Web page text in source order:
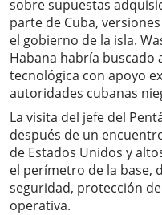
sobre supuestas
parte de Cuba,
el gobierno de la isla.
Habana habría buscado
tecnológica con apoyo
autoridades cubanas
La visita del jefe del
después de un
de Estados Unidos y
el perímetro de la base,
seguridad, protección
operativa.